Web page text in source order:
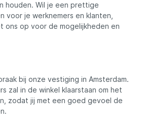
houden. Wil je een prettige
voor je werknemers en klanten,
ons op voor de mogelijkheden en
bij onze vestiging in Amsterdam.
zal in de winkel klaarstaan om het
zodat jij met een goed gevoel de